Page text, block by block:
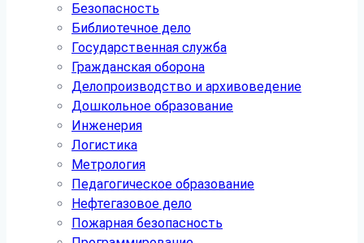
Безопасность
Библиотечное дело
Государственная служба
Гражданская оборона
Делопроизводство и архивоведение
Дошкольное образование
Инженерия
Логистика
Метрология
Педагогическое образование
Нефтегазовое дело
Пожарная безопасность